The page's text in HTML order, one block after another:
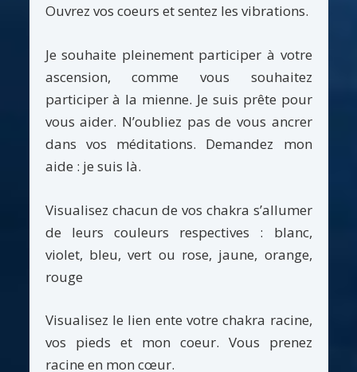
Ouvrez vos coeurs et sentez les vibrations.
Je souhaite pleinement participer à votre
ascension, comme vous souhaitez
participer à la mienne. Je suis prête pour
vous aider. N’oubliez pas de vous ancrer
dans vos méditations. Demandez mon
aide : je suis là.
Visualisez chacun de vos chakra s’allumer
de leurs couleurs respectives : blanc,
violet, bleu, vert ou rose, jaune, orange,
rouge
Visualisez le lien ente votre chakra racine,
vos pieds et mon coeur. Vous prenez
racine en mon cœur.